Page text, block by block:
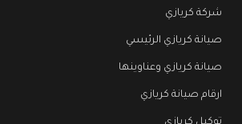
شركة كريازي
صيانة كريازي الرئيسي
صيانة كريازي وعناوينها
ارقام صيانة كريازي